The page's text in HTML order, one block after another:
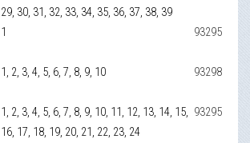
29, 30, 31, 32, 33, 34, 35, 36, 37, 38, 39
1 93295
1, 2, 3, 4, 5, 6, 7, 8, 9, 10 93298
1, 2, 3, 4, 5, 6, 7, 8, 9, 10, 11, 12, 13, 14, 15,
16, 17, 18, 19, 20, 21, 22, 23, 24
93295